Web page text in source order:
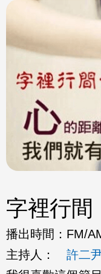
字裡行間
播出時間： FM/
主持人：
許二